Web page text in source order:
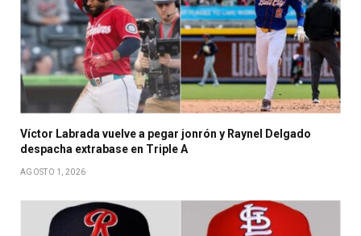
Víctor Labrada vuelve a pegar jonrón y Raynel Delgado
despacha extrabase en Triple A
AGOSTO 1, 2026